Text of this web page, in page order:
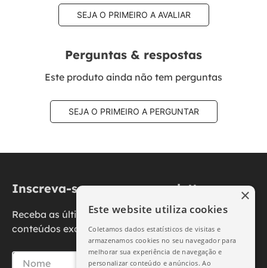
SEJA O PRIMEIRO A AVALIAR
Perguntas & respostas
Este produto ainda não tem perguntas
SEJA O PRIMEIRO A PERGUNTAR
Inscreva-se na nossa newsletter
Receba as últimas novidades, promoções e
conteúdos exclusivos diretamente no seu e-mail.
Este website utiliza cookies
Coletamos dados estatísticos de visitas e
armazenamos cookies no seu navegador para
melhorar sua experiência de navegação e
personalizar conteúdo e anúncios. Ao
×